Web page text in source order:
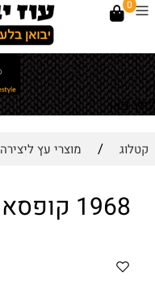
לחץ כאן
0
קטלוג / מוצרי עץ ליצירה
1968 קופסא פטנט (מנעול)